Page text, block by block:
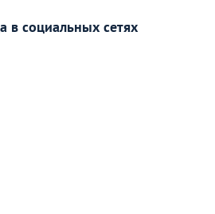
в социальных сетях